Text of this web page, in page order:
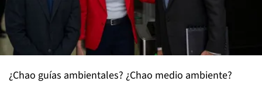
¿Chao guías ambientales? ¿Chao medio ambiente?